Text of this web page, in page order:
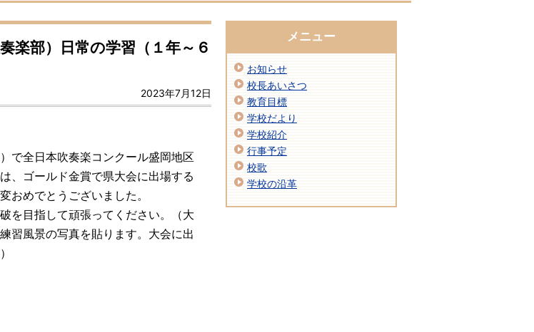
楽部）日常の学習（１年～６
2023年7月12日
で全日本吹奏楽コンクール盛岡地区
、ゴールド金賞で県大会に出場する
おめでとうございました。
を目指して頑張ってください。（大
習風景の写真を貼ります。大会に出
メニュー
お知らせ
校長あいさつ
教育目標
学校だより
学校紹介
行事予定
校歌
学校の沿革